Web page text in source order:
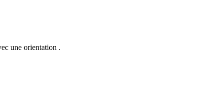
une orientation .